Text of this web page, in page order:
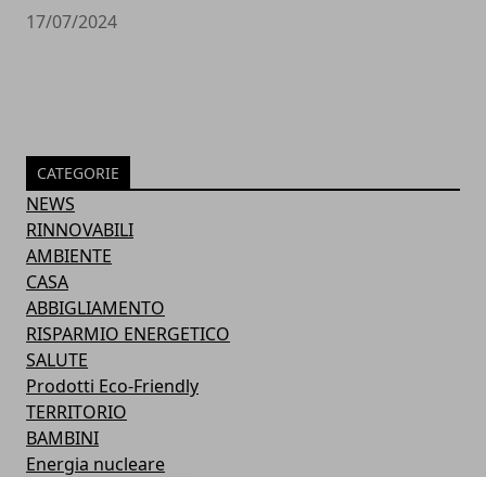
17/07/2024
CATEGORIE
NEWS
RINNOVABILI
AMBIENTE
CASA
ABBIGLIAMENTO
RISPARMIO ENERGETICO
SALUTE
Prodotti Eco-Friendly
TERRITORIO
BAMBINI
Energia nucleare